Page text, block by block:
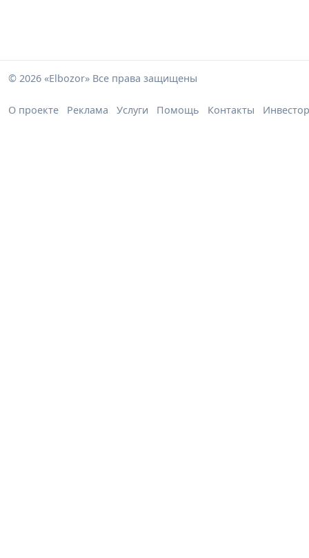
© 2026 «Elbozor» Все права защищены
О проекте Реклама Услуги Помощь Контакты